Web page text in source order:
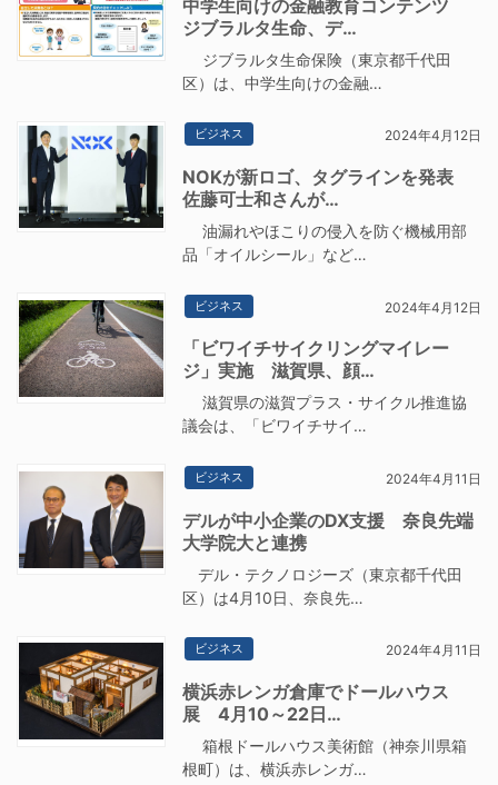
中学生向けの金融教育コンテンツ
ジブラルタ生命、デ…
ジブラルタ生命保険（東京都千代田
区）は、中学生向けの金融…
ビジネス 2024年4月12日
NOKが新ロゴ、タグラインを発表
佐藤可士和さんが…
油漏れやほこりの侵入を防ぐ機械用部
品「オイルシール」など…
ビジネス 2024年4月12日
「ビワイチサイクリングマイレー
ジ」実施 滋賀県、顔…
滋賀県の滋賀プラス・サイクル推進協
議会は、「ビワイチサイ…
ビジネス 2024年4月11日
デルが中小企業のDX支援 奈良先端
大学院大と連携
デル・テクノロジーズ（東京都千代田
区）は4月10日、奈良先…
ビジネス 2024年4月11日
横浜赤レンガ倉庫でドールハウス
展 4月10～22日…
箱根ドールハウス美術館（神奈川県箱
根町）は、横浜赤レンガ…